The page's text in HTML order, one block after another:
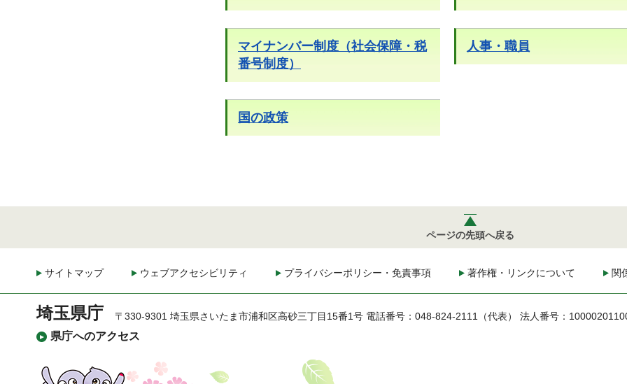
マイナンバー制度（社会保障・税
番号制度）
人事・職員
国の政策
ページの先頭へ戻る
サイトマップ ウェブアクセシビリティ プライバシーポリシー・免責事項 著作権・リンクについて 関
埼玉県庁
県庁へのアクセス
〒330-9301 埼玉県さいたま市浦和区高砂三丁目15番1号 電話番号：048-824-2111（代表） 法人番号：